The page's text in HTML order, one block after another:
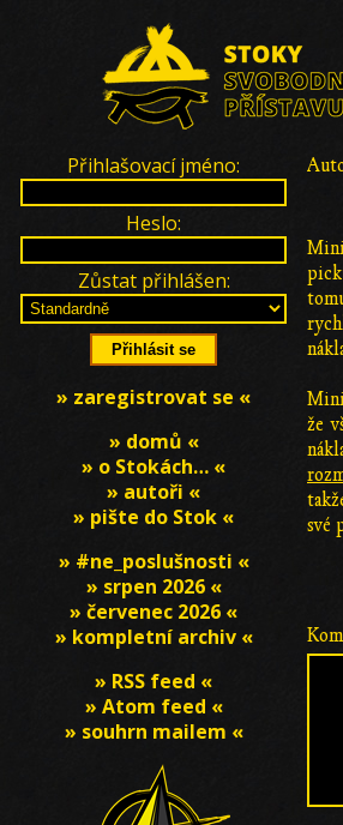
že
své
Přihlašovací jméno:
Heslo:
Zůstat přihlášen:
» zaregistrovat se «
» domů «
» o Stokách… «
» autoři «
» pište do Stok «
» #ne_poslušnosti «
» srpen 2026 «
» červenec 2026 «
» kompletní archiv «
» RSS feed «
» Atom feed «
» souhrn mailem «